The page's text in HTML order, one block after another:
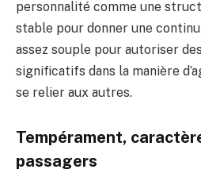
personnalité comme une
stable pour donner une
assez souple pour autoriser
significatifs dans la manière
se relier aux autres.
Tempérament,
passagers